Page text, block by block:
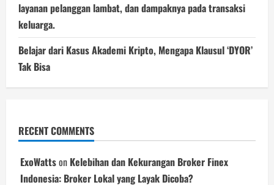
layanan pelanggan lambat, dan dampaknya pada transaksi
keluarga.
Belajar dari Kasus Akademi Kripto, Mengapa Klausul ‘DYOR’
Tak Bisa
RECENT COMMENTS
ExoWattson Kelebihan dan Kekurangan Broker Finex
Indonesia: Broker Lokal yang Layak Dicoba?